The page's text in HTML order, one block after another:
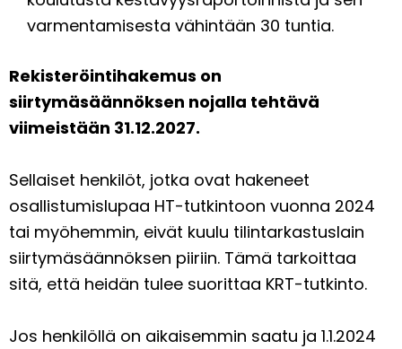
varmentamisesta vähintään 30 tuntia.
Rekisteröintihakemus on
siirtymäsäännöksen nojalla tehtävä
viimeistään 31.12.2027.
Sellaiset henkilöt, jotka ovat hakeneet
osallistumislupaa HT-tutkintoon vuonna 2024
tai myöhemmin, eivät kuulu tilintarkastuslain
siirtymäsäännöksen piiriin. Tämä tarkoittaa
sitä, että heidän tulee suorittaa KRT-tutkinto.
Jos henkilöllä on aikaisemmin saatu ja 1.1.2024